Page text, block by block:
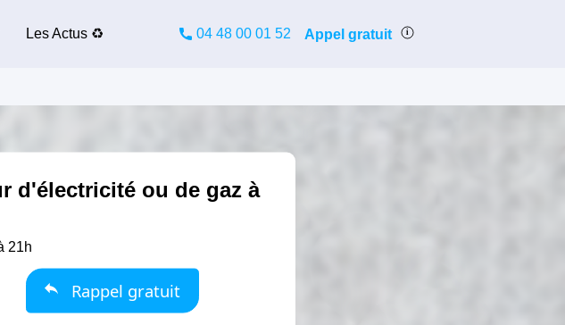
Les Actus ♻️ 04 48 00 01 52 Appel gratuit